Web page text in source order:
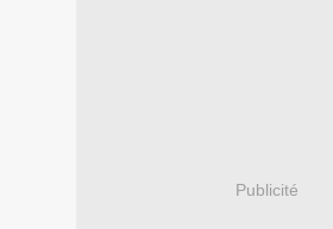
Publicité